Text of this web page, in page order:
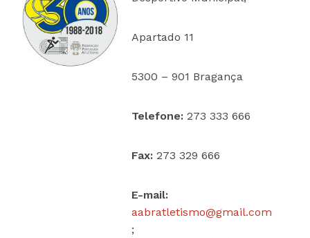
Apartado 11
5300 – 901 Bragança
Telefone:273 333 666
Fax:273 329 666
E-mail:
aabratletismo@gmail.com
;